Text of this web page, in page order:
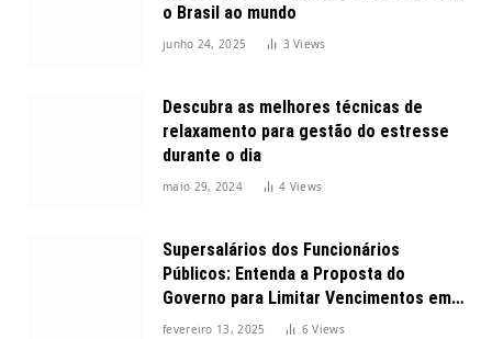
o Brasil ao mundo
junho 24, 2025 3Views
Descubra as melhores técnicas de
relaxamento para gestão do estresse
durante o dia
maio 29, 2024 4 Views
Supersalários dos Funcionários
Públicos: Entenda a Proposta do
Governo para Limitar Vencimentos em
2025
fevereiro 13, 2025 6Views